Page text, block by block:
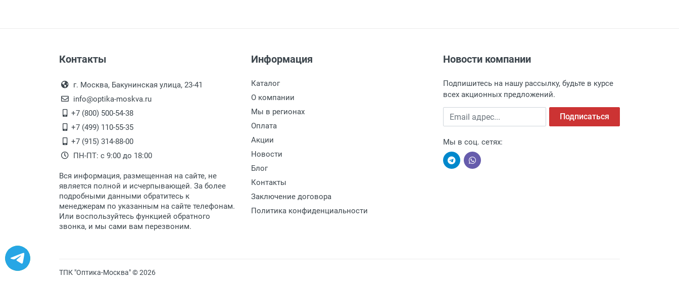
Контакты
г. Москва, Бакунинская улица, 23-41
info@optika-moskva.ru
+7 (800) 500-54-38
+7 (499) 110-55-35
+7 (915) 314-88-00
ПН-ПТ: с 9:00 до 18:00
Вся информация, размещенная на сайте, не
является полной и исчерпывающей. За более
подробными данными обратитесь к
менеджерам по указанным на сайте телефонам.
Или воспользуйтесь функцией обратного
звонка, и мы сами вам перезвоним.
Информация
Каталог
О компании
Мы в регионах
Оплата
Акции
Новости
Блог
Контакты
Заключение договора
Политика конфиденциальности
Новости компании
Подпишитесь на нашу рассылку, будьте в курсе
всех акционных предложений.
Email адрес Подписаться
Мы в соц. сетях:
ТПК "Оптика-Москва" © 2026